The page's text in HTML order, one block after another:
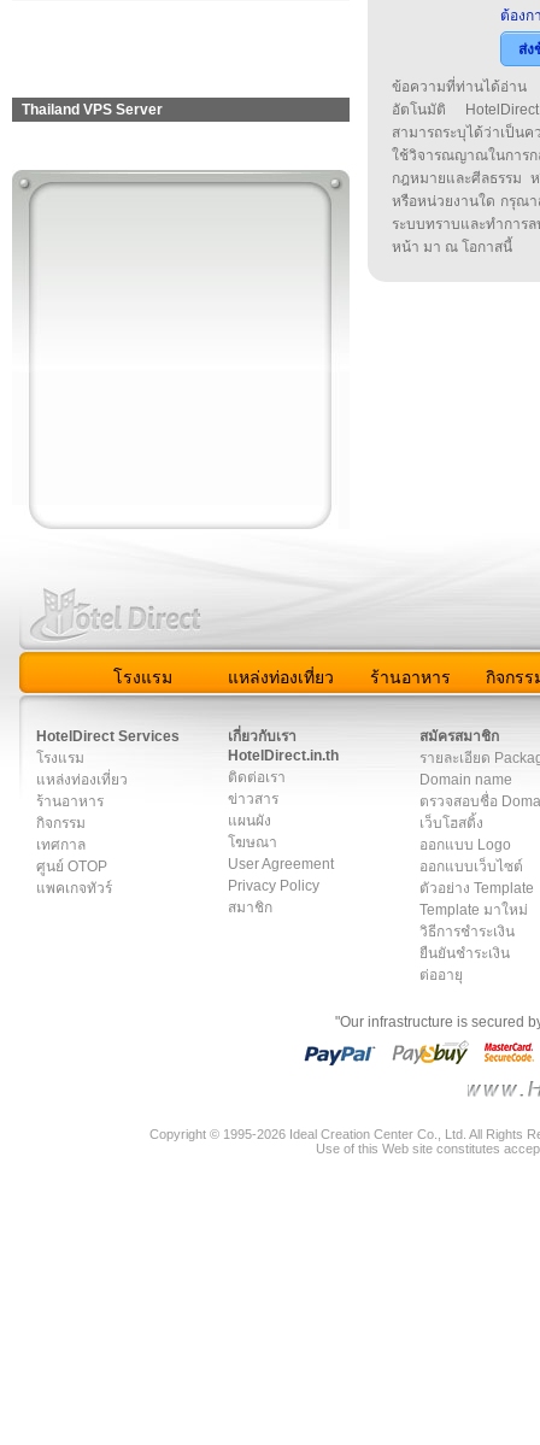
Thailand VPS Server
ต้องก
ส่ง
ข้อความที่ท่านได้อ่าน
อัตโนมัติ
สามารถระบุได้ว่าเป็น
ใช้วิจารณญาณในกา
กฎหมายและศีลธรรม
หรือหน่วยงานใด กรุณา
ระบบทราบและทำกา
หน้า มา ณ โอกาสนี้
โรงแรม แหล่งท่องเที่ยว ร้านอาหาร กิจกรร
HotelDirect Services
โรงแรม
แหล่งท่องเที่ยว
ร้านอาหาร
กิจกรรม
เทศกาล
ศูนย์ OTOP
แพคเกจทัวร์
เกี่ยวกับเรา
HotelDirect.in.th
ติดต่อเรา
ข่าวสาร
แผนผัง
โฆษณา
User Agreement
Privacy Policy
สมาชิก
สมัครสมาชิก
รายละเอียด
Domain name
ตรวจสอบชื่อ
เว็บโฮสติ้ง
ออกแบบ Logo
ออกแบบเว็บไซต์
ตัวอย่าง Template
Template มาใหม่
วิธีการชำระเงิน
ยืนยันชำระเงิน
ต่ออายุ
"Our infrastructure is secured
Copyright © 1995-2026 Ideal Creation Center Co., Ltd. All Rights
Use of this Web site constitutes